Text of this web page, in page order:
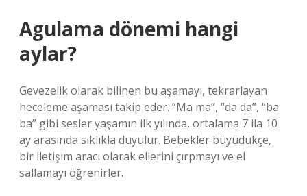
Agulama dönemi hangi
aylar?
Gevezelik olarak bilinen bu aşamayı, tekrarlayan
heceleme aşaması takip eder. “Ma ma”, “da da”, “ba
ba” gibi sesler yaşamın ilk yılında, ortalama 7 ila 10
ay arasında sıklıkla duyulur. Bebekler büyüdükçe,
bir iletişim aracı olarak ellerini çırpmayı ve el
sallamayı öğrenirler.